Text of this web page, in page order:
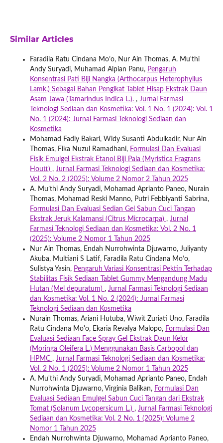
Similar Articles
Faradila Ratu Cindana Mo’o, Nur Ain Thomas, A. Mu'thi
Andy Suryadi, Muhamad Alpian Panu, Pengaruh
Konsentrasi Pati Biji Nangka (Arthocarpus Heterophyllus
Lamk.) Sebagai Bahan Pengikat Tablet Hisap Ekstrak Daun
Asam Jawa (Tamarindus Indica L.). , Jurnal Farmasi
Teknologi Sediaan dan Kosmetika: Vol. 1 No. 1 (2024): Vol. 1
No. 1 (2024): Jurnal Farmasi Teknologi Sediaan dan
Kosmetika
Mohamad Fadly Bakari, Widy Susanti Abdulkadir, Nur Ain
Thomas, Fika Nuzul Ramadhani, Formulasi Dan Evaluasi
Fisik Emulgel Ekstrak Etanol Biji Pala (Myristica Fragrans
Houtt) , Jurnal Farmasi Teknologi Sediaan dan Kosmetika:
Vol. 2 No. 2 (2025): Volume 2 Nomor 2 Tahun 2025
A. Mu’thi Andy Suryadi, Mohamad Aprianto Paneo, Nurain
Thomas, Mohamad Reski Manno, Putri Febbiyanti Sabrina,
Formulasi Dan Evaluasi Sedian Gel Sabun Cuci Tangan
Ekstrak Jeruk Kalamansi (Citrus Microcarpa) , Jurnal
Farmasi Teknologi Sediaan dan Kosmetika: Vol. 2 No. 1
(2025): Volume 2 Nomor 1 Tahun 2025
Nur Ain Thomas, Endah Nurrohwinta Djuwarno, Juliyanty
Akuba, Multiani S Latif, Faradila Ratu Cindana Mo’o,
Sulistya Yasin, Pengaruh Variasi Konsentrasi Pektin Terhadap
Stabilitas Fisik Sediaan Tablet Gummy Mengandung Madu
Hutan (Mel depuratum) , Jurnal Farmasi Teknologi Sediaan
dan Kosmetika: Vol. 1 No. 2 (2024): Jurnal Farmasi
Teknologi Sediaan dan Kosmetika
Nurain Thomas, Ariani Hutuba, Wiwit Zuriati Uno, Faradila
Ratu Cindana Mo'o, Ekaria Revalya Malopo, Formulasi Dan
Evaluasi Sediaan Face Spray Gel Ekstrak Daun Kelor
(Moringa Oleifera L.) Menggunakan Basis Carbopol dan
HPMC , Jurnal Farmasi Teknologi Sediaan dan Kosmetika:
Vol. 2 No. 1 (2025): Volume 2 Nomor 1 Tahun 2025
A. Mu'thi Andy Suryadi, Mohamad Aprianto Paneo, Endah
Nurrohwinta Djuwarno, Virginia Balikan, Formulasi Dan
Evaluasi Sediaan Emulgel Sabun Cuci Tangan dari Ekstrak
Tomat (Solanum Lycopersicum L.) , Jurnal Farmasi Teknologi
Sediaan dan Kosmetika: Vol. 2 No. 1 (2025): Volume 2
Nomor 1 Tahun 2025
Endah Nurrohwinta Djuwarno, Mohamad Aprianto Paneo,